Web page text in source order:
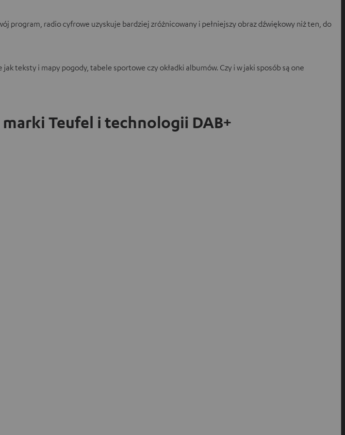
program, radio cyfrowe uzyskuje bardziej zróżnicowany i pełniejszy obraz dźwiękowy niż ten, do
teksty i mapy pogody, tabele sportowe czy okładki albumów. Czy i w jaki sposób są one
Teufel i technologii DAB+